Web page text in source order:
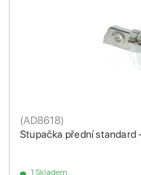
Stupačka přední standard
(AD8618)
1 Skladem